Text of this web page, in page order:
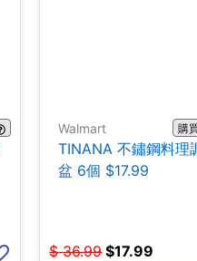
Walmart 購
TINANA 不鏽鋼料理
盆 6個 $17.99
$ 36.99 $17.99